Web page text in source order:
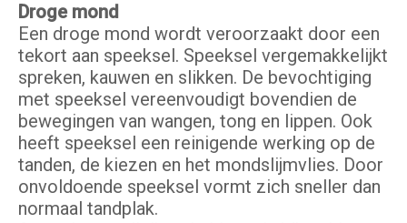
Droge mond
Een droge mond wordt veroorzaakt door een
tekort aan speeksel. Speeksel vergemakkelijkt
spreken, kauwen en slikken. De bevochtiging
met speeksel vereenvoudigt bovendien de
bewegingen van wangen, tong en lippen. Ook
heeft speeksel een reinigende werking op de
tanden, de kiezen en het mondslijmvlies. Door
onvoldoende speeksel vormt zich sneller dan
normaal tandplak.